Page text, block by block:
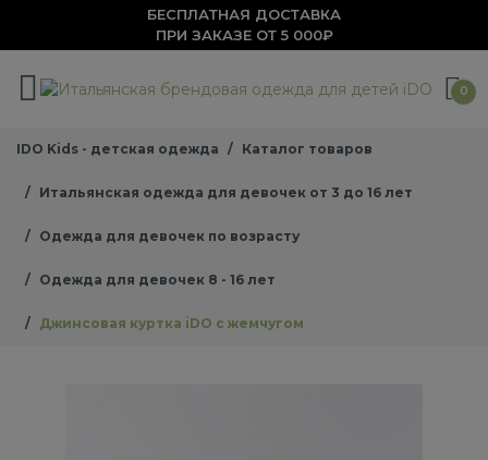
БЕСПЛАТНАЯ ДОСТАВКА
ПРИ ЗАКАЗЕ ОТ 5 000₽
0
IDO Kids - детская одежда Каталог товаров
Итальянская одежда для девочек от 3 до 16 лет
Одежда для девочек по возрасту
Одежда для девочек 8 - 16 лет
Джинсовая куртка iDO с жемчугом